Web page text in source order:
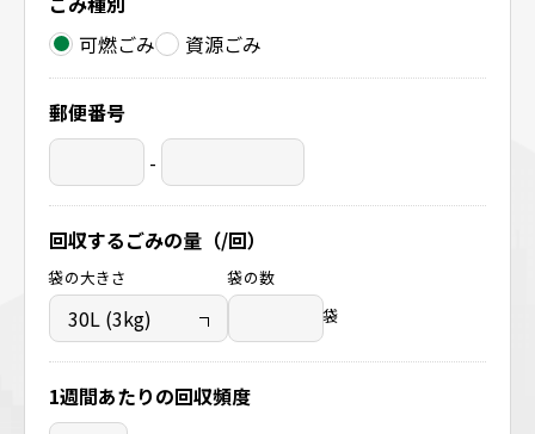
可燃ごみ
資源ごみ
郵便番号
-
回収するごみの量（/回）
袋の大きさ
袋の数
袋
1週間あたりの回収頻度